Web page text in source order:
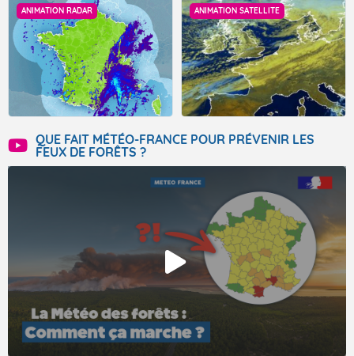
ANIMATION RADAR ANIMATION SATELLITE
QUE FAIT MÉTÉO-FRANCE POUR PRÉVENIR LES
FEUX DE FORÊTS ?